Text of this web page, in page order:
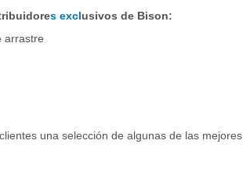
s exclusivos de Bison:
arrastre
una selección de algunas de las